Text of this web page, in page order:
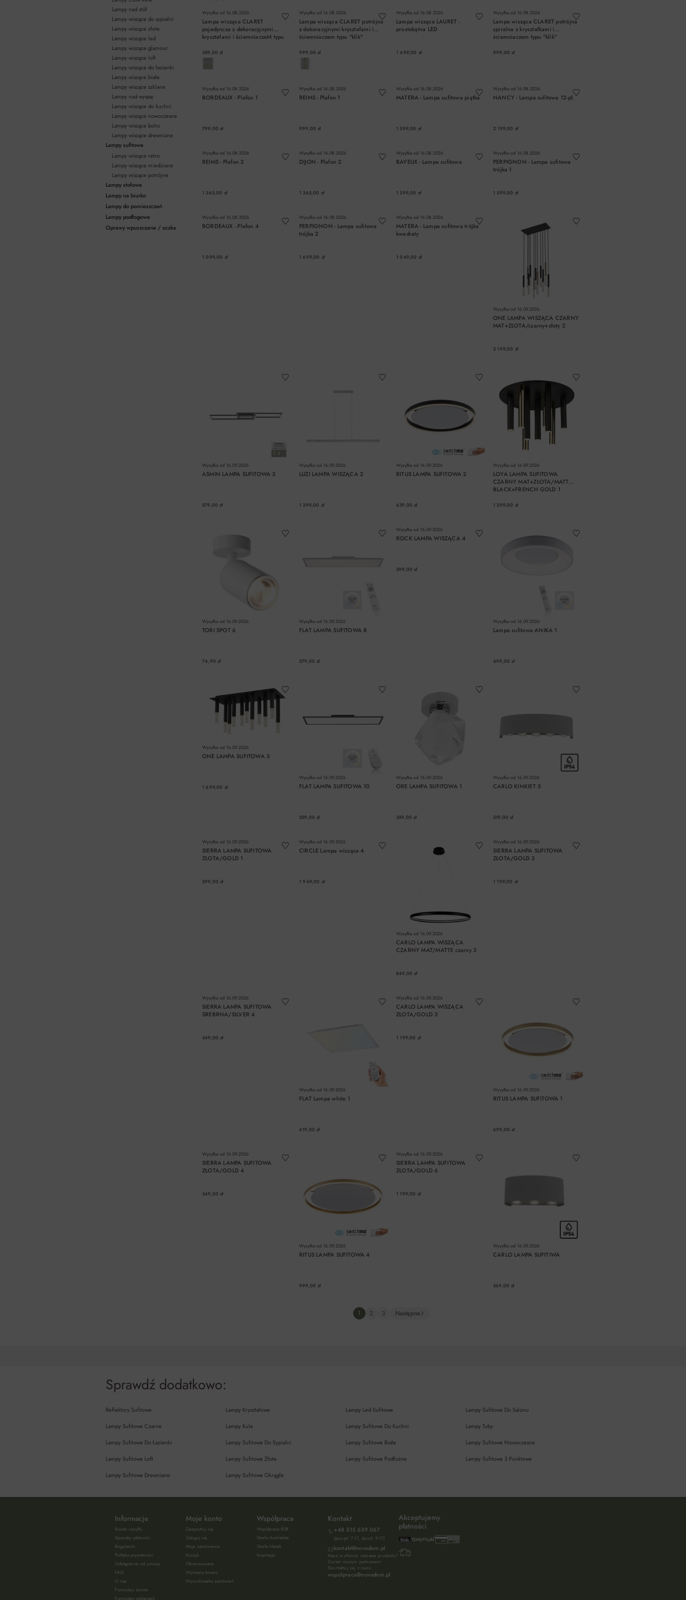
Lampy nad stół
Lampy wiszące do sypialni
Lampy wiszące złote
Lampy wiszące led
Lampy wiszące glamour
Lampy wiszące loft
Lampy wiszące do łazienki
Lampy wiszące białe
Lampy wiszące szklane
Lampy nad wyspę
Lampy wiszące do kuchni
Lampy wiszące nowoczesne
Lampy wiszące boho
Lampy wiszące drewniane
Lampy sufitowe
Lampy wiszące retro
Lampy wiszące miedziane
Lampy wiszące potrójne
Lampy stołowe
Lampy na biurko
Lampy do pomieszczeń
Lampy podłogowe
Oprawy wpuszczane / oczka
Wysyłka od 16.08.2026
Lampa wisząca CLARET
pojedyncza z dekoracyjnymi
kryształami i ściemniaczeM typu
359,00 zł
Wysyłka od 16.08.2026
Lampa wisząca CLARET potrójna
z dekoracyjnymi kryształami i
ściemniaczem typu "klik"
999,00 zł
Wysyłka od 16.08.2026
Lampa wisząca LAURET -
prostokątna LED
1 499,00 zł
Wysyłka od 16.08.2026
Lampa wisząca CLARET potrójna
spiralna z kryształkami i
ściemniaczem typu "klik"
999,00 zł
Wysyłka od 16.08.2026
BORDEAUX - Plafon 1
799,00 zł
Wysyłka od 16.08.2026
REIMS - Plafon 1
999,00 zł
Wysyłka od 16.08.2026
MATERA - Lampa sufitowa piątka
1 599,00 zł
Wysyłka od 16.08.2026
NANCY - Lampa sufitowa 12-pł.
2 199,00 zł
Wysyłka od 16.08.2026
REIMS - Plafon 2
1 365,00 zł
Wysyłka od 16.08.2026
DIJON - Plafon 2
1 365,00 zł
Wysyłka od 16.08.2026
BAYEUX - Lampa sufitowa
1 399,00 zł
Wysyłka od 16.08.2026
PERPIGNON - Lampa sufitowa
trójka 1
1 599,00 zł
Wysyłka od 16.08.2026
BORDEAUX - Plafon 4
1 099,00 zł
Wysyłka od 16.08.2026
PERPIGNON - Lampa sufitowa
trójka 2
1 699,00 zł
Wysyłka od 16.08.2026
MATERA - Lampa sufitowa trójka
kwadraty
1 049,00 zł
Wysyłka od 16.09.2026
ONE LAMPA WISZĄCA CZARNY
MAT+ZŁOTA/czarny+złoty 2
2 199,00 zł
Wysyłka od 16.09.2026
ASMIN LAMPA SUFITOWA 3
579,00 zł
Wysyłka od 16.09.2026
LUZI LAMPA WISZĄCA 2
1 399,00 zł
Wysyłka od 16.09.2026
RITUS LAMPA SUFITOWA 2
639,00 zł
Wysyłka od 16.09.2026
LOYA LAMPA SUFITOWA
CZARNY MAT+ZŁOTA/MATT
BLACK+FRENCH GOLD 1
1 299,00 zł
Wysyłka od 16.09.2026
TORI SPOT 6
74,90 zł
Wysyłka od 16.09.2026
FLAT LAMPA SUFITOWA 8
579,00 zł
Wysyłka od 16.09.2026
ROCK LAMPA WISZĄCA 4
299,00 zł
Wysyłka od 16.09.2026
Lampa sufitowa ANIKA 1
499,00 zł
Wysyłka od 16.09.2026
ONE LAMPA SUFITOWA 3
1 699,00 zł
Wysyłka od 16.09.2026
FLAT LAMPA SUFITOWA 10
559,00 zł
Wysyłka od 16.09.2026
ORE LAMPA SUFITOWA 1
359,00 zł
Wysyłka od 16.09.2026
CARLO KINKIET 5
519,00 zł
Wysyłka od 16.09.2026
SIERRA LAMPA SUFITOWA
ZŁOTA/GOLD 1
599,00 zł
Wysyłka od 16.09.2026
CIRCLE Lampa wisząca 4
1 949,00 zł
Wysyłka od 16.09.2026
CARLO LAMPA WISZĄCA
CZARNY MAT/MATTE czarny 3
849,00 zł
Wysyłka od 16.09.2026
SIERRA LAMPA SUFITOWA
ZŁOTA/GOLD 3
1 199,00 zł
Wysyłka od 16.09.2026
SIERRA LAMPA SUFITOWA
SREBRNA/SILVER 4
549,00 zł
Wysyłka od 16.09.2026
FLAT Lampa white 1
619,00 zł
Wysyłka od 16.09.2026
CARLO LAMPA WISZĄCA
ZŁOTA/GOLD 3
1 199,00 zł
Wysyłka od 16.09.2026
RITUS LAMPA SUFITOWA 1
699,00 zł
Wysyłka od 16.09.2026
SIERRA LAMPA SUFITOWA
ZŁOTA/GOLD 4
549,00 zł
Wysyłka od 16.09.2026
RITUS LAMPA SUFITOWA 4
999,00 zł
Wysyłka od 16.09.2026
SIERRA LAMPA SUFITOWA
ZŁOTA/GOLD 6
1 199,00 zł
Wysyłka od 16.09.2026
CARLO LAMPA SUFITIWA
369,00 zł
1 2 3 Następne
Sprawdź dodatkowo:
Reflektory Sufitowe Lampy Kryształowe Lampy Led Sufitowe
Lampy Sufitowe Do Salonu
Lampy Sufitowe Czarne
Lampy Kule Lampy Sufitowe Do Kuchni
Lampy Tuby
Lampy Sufitowe Do Łazienki
Lampy Sufitowe Do Sypialni Lampy Sufitowe Białe
Lampy Sufitowe Nowoczesne
Lampy Sufitowe Loft
Lampy Sufitowe Złote Lampy Sufitowe Podłużne
Lampy Sufitowe 3 Punktowe
Lampy Sufitowe Drewniane
Lampy Sufitowe Okrągłe
Informacje
Koszty wysyłki
Sposoby płatności
Regulamin
Polityka prywatności
Odstąpienie od umowy
FAQ
O nas
Formularz zwrotu
Formularz reklamacji
Moje konto
Zarejestruj się
Zaloguj się
Moje zamówienia
Koszyk
Obserwowane
Wymiana towaru
Wyszukiwarka zamówień
Współpraca
Współpraca B2B
Strefa Architekta
Strefa Marek
Inspiracje
Kontakt
+48 515 639 067
(pon-pt: 7-17, sb-nd: 9-17)
kontakt@novodom.pl
Masz w ofercie ciekawe produkty?
Zostań naszym partnerem!
Skontaktuj się z nami:
wspolpraca@novodom.pl
Akceptujemy
płatności